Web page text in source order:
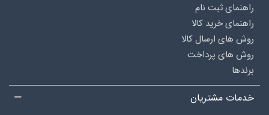
راهنمای ثبت نام
راهنمای خرید کالا
روش های ارسال کالا
روش های پرداخت
برندها
خدمات مشتریان